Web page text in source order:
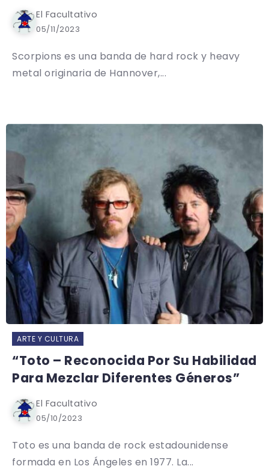
El Facultativo
05/11/2023
Scorpions es una banda de hard rock y heavy
metal originaria de Hannover,...
ARTE Y CULTURA
“Toto – Reconocida Por Su Habilidad
Para Mezclar Diferentes Géneros”
El Facultativo
05/10/2023
Toto es una banda de rock estadounidense
formada en Los Ángeles en 1977. La...